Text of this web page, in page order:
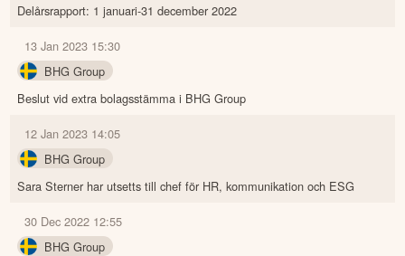
Delårsrapport: 1 januari-31 december 2022
13 Jan 2023 15:30
BHG Group
Beslut vid extra bolagsstämma i BHG Group
12 Jan 2023 14:05
BHG Group
Sara Sterner har utsetts till chef för HR, kommunikation och ESG
30 Dec 2022 12:55
BHG Group